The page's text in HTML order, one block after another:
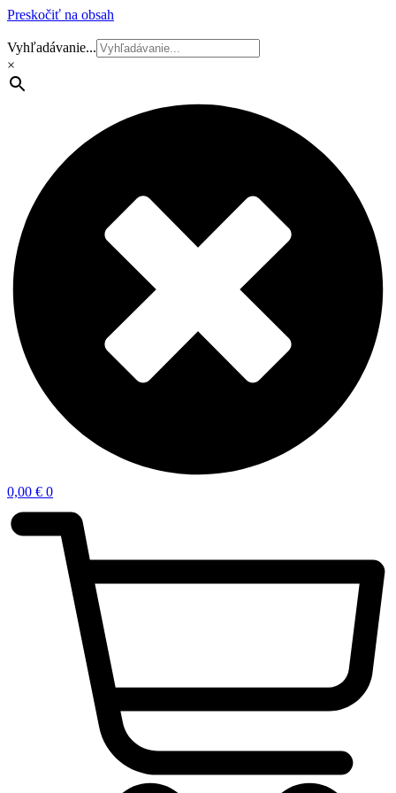
Preskočiť na obsah
Vyhľadávanie...
×
0,00 € 0